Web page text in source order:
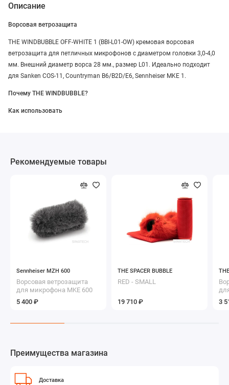
Описание
Ворсовая ветрозащита
THE WINDBUBBLE OFF-WHITE 1 (BBI-L01-OW) кремовая ворсовая
ветрозащита для петличных микрофонов с диаметром головки 3,0-4,0
мм. Внешний диаметр ворса 28 мм., размер L01. Идеально подходит
для Sanken COS-11, Countryman B6/B2D/E6, Sennheiser MKE 1.
Почему THE WINDBUBBLE?
Как использовать
Рекомендуемые товары
Sennheiser MZH 600
Ворсовая ветрозащита
для микрофона MKE 600
5 400 ₽
THE SPACER BUBBLE
RED - SMALL
19 710 ₽ 3
Преимущества магазина
Доставка